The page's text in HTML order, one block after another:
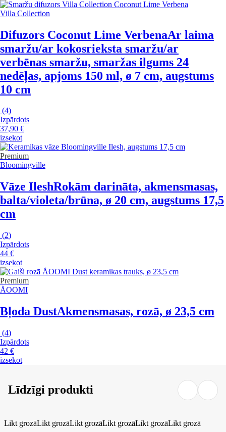
Villa Collection
Difuzors Coconut Lime VerbenaAr laima
smaržu/ar kokosrieksta smaržu/ar
verbēnas smaržu, smaržas ilgums 24
nedēļas, apjoms 150 ml, ø 7 cm, augstums
10 cm
(4)
Izpārdots
37,90 €
izsekot
Premium
Bloomingville
Vāze IleshRokām darināta, akmensmasas,
balta/violeta/brūna, ø 20 cm, augstums 17,5
cm
(2)
Izpārdots
44 €
izsekot
Premium
ÅOOMI
Bļoda DustAkmensmasas, rozā, ø 23,5 cm
(4)
Izpārdots
42 €
izsekot
Līdzīgi produkti
Likt grozāLikt grozāLikt grozāLikt grozāLikt grozāLikt grozā